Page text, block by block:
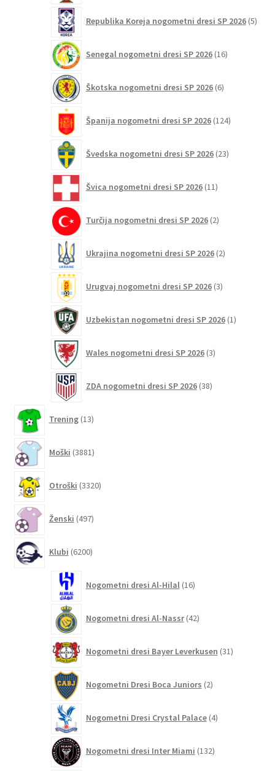
Republika Koreja nogometni dresi SP 2026 5
Senegal nogometni dresi SP 2026 16izdelkov
Škotska nogometni dresi SP 2026 6izdelkov
Španija nogometni dresi SP 2026 124izdelkov
Švedska nogometni dresi SP 2026 23izdelkov
Švica nogometni dresi SP 2026 11izdelkov
Turčija nogometni dresi SP 2026 2izdelka
Ukrajina nogometni dresi SP 2026 2izdelka
Urugvaj nogometni dresi SP 2026 3izdelki
Uzbekistan nogometni dresi SP 2026 1izdelek
Wales nogometni dresi SP 2026 3izdelki
ZDA nogometni dresi SP 2026 38izdelkov
Trening 13izdelkov
Moški 3881izdelkov
Otroški 3320izdelkov
Ženski 497izdelkov
Klubi 6200izdelkov
Nogometni dresi Al-Hilal 16izdelkov
Nogometni dresi Al-Nassr 42izdelkov
Nogometni dresi Bayer Leverkusen 31izdelkov
Nogometni Dresi Boca Juniors 2izdelka
Nogometni Dresi Crystal Palace 4izdelki
Nogometni dresi Inter Miami 132izdelkov